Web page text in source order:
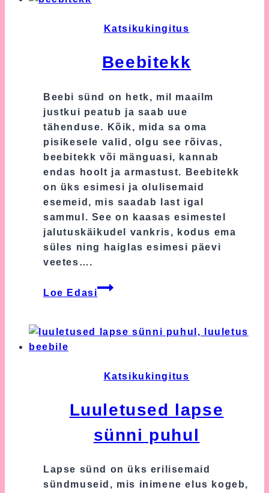
Katsikukingitus
Beebitekk
Beebi sünd on hetk, mil maailm
justkui peatub ja saab uue
tähenduse. Kõik, mida sa oma
pisikesele valid, olgu see rõivas,
beebitekk või mänguasi, kannab
endas hoolt ja armastust. Beebitekk
on üks esimesi ja olulisemaid
esemeid, mis saadab last igal
sammul. See on kaasas esimestel
jalutuskäikudel vankris, kodus ema
süles ning haiglas esimesi päevi
veetes….
Loe Edasi
Beebitekk
Katsikukingitus
Luuletused lapse
sünni puhul
Lapse sünd on üks erilisemaid
sündmuseid, mis inimene elus kogeb,